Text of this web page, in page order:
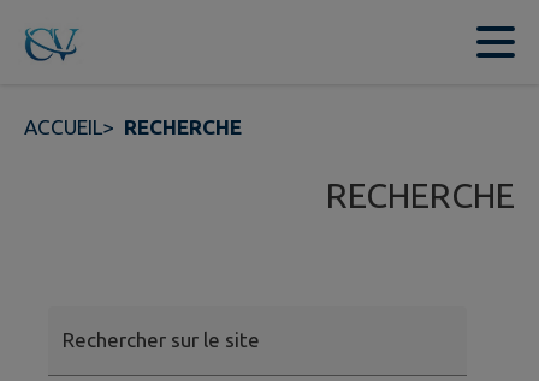
Contenu
ACCUEIL> RECHERCHE
RECHERCHE
Rechercher sur le site